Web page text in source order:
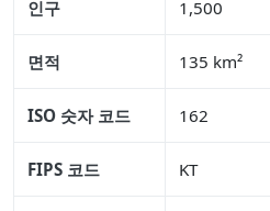
인구 1,500
면적 135 km²
ISO 숫자 코드 162
FIPS 코드 KT